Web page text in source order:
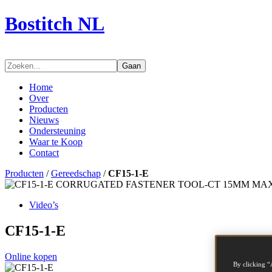
Bostitch NL
Gaan
Home
Over
Producten
Nieuws
Ondersteuning
Waar te Koop
Contact
Producten /Gereedschap /CF15-1-E
Video’s
CF15-1-E
Online kopen
By clicking